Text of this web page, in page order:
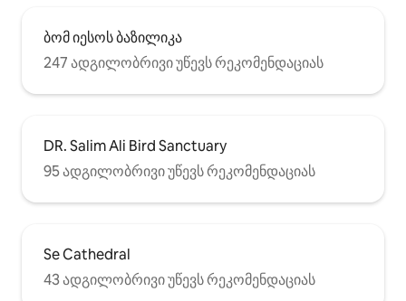
ბომ იესოს ბაზილიკა
247 ადგილობრივი უწევს რეკომენდაციას
DR. Salim Ali Bird Sanctuary
95 ადგილობრივი უწევს რეკომენდაციას
Se Cathedral
43 ადგილობრივი უწევს რეკომენდაციას